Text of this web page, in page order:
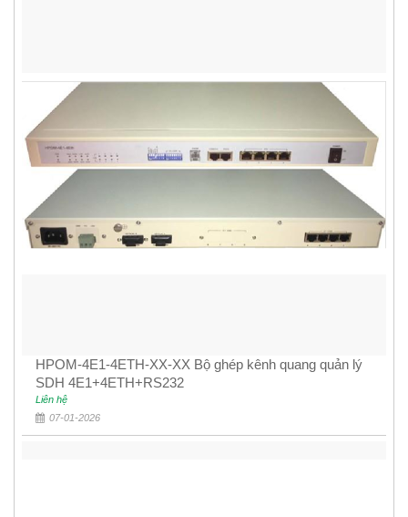
HPOM-4E1-4ETH-XX-XX Bộ ghép kênh quang quản lý
SDH 4E1+4ETH+RS232
Liên hệ
07-01-2026